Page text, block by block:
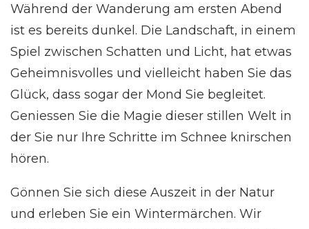
Während der Wanderung am ersten Abend
ist es bereits dunkel. Die Landschaft, in einem
Spiel zwischen Schatten und Licht, hat etwas
Geheimnisvolles und vielleicht haben Sie das
Glück, dass sogar der Mond Sie begleitet.
Geniessen Sie die Magie dieser stillen Welt in
der Sie nur Ihre Schritte im Schnee knirschen
hören.
Gönnen Sie sich diese Auszeit in der Natur
und erleben Sie ein Wintermärchen. Wir